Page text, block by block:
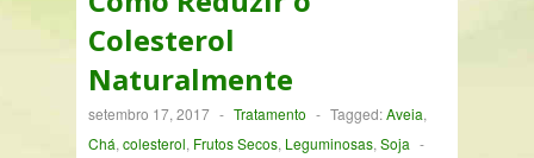
Colesterol
Naturalmente
setembro 17, 2017 - Tratamento - Tagged:Aveia,
Chá, colesterol, Frutos Secos, Leguminosas, Soja -